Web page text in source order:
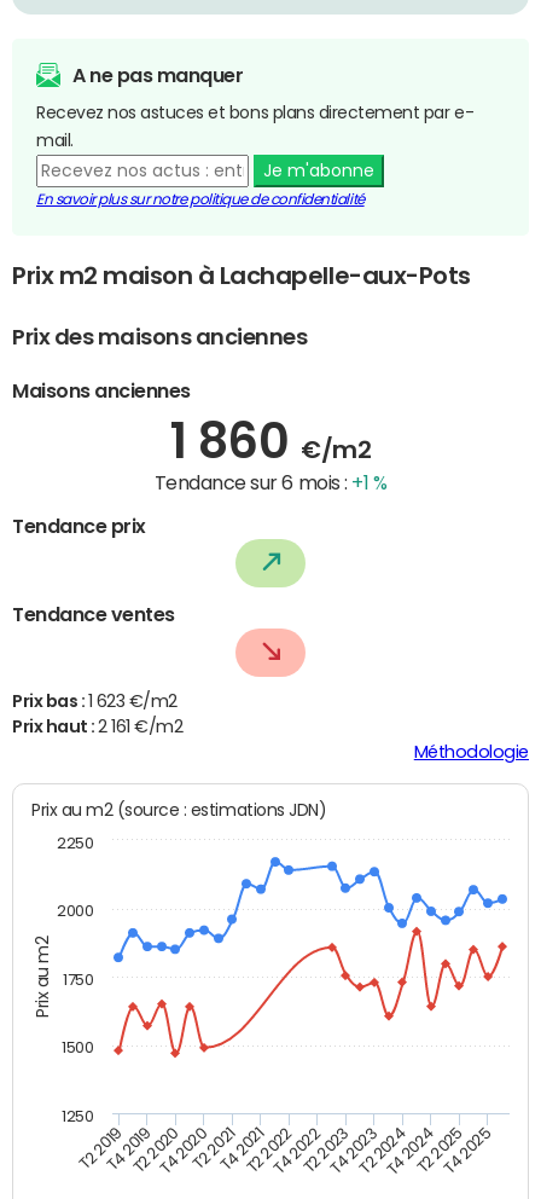
A ne pas manquer
Recevez nos astuces et bons plans directement par e-
mail.
Je m'abonne
En savoir plus sur notre politique de confidentialité
Prix m2 maison à Lachapelle-aux-Pots
Prix des maisons anciennes
Maisons anciennes
1 860 €/m2
Tendance sur 6 mois : +1 %
Tendance prix
Tendance ventes
Prix bas :
1 623 €/m2
Prix haut :2 161 €/m2
Méthodologie
Prix au m2
Prix au m2 (source : estimations JDN)
T2 2019T4 2019T2 2020T4 2020T2 2021T4 2021T2 2022T4 2022T2 2023T4 2023T2 2024T4 2024T2 2025T4 2025
2000
1250
1500
1750
2250